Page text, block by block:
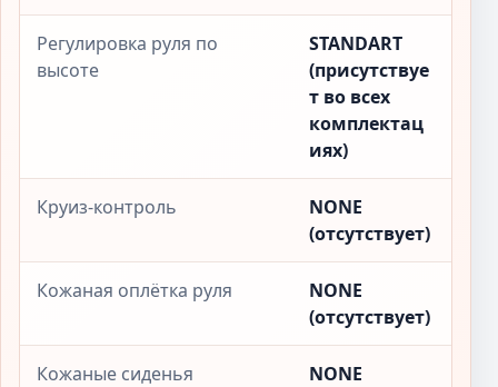
Регулировка руля по
высоте
STANDART
(присутствуе
т во всех
комплектац
иях)
Круиз-контроль
NONE
(отсутствует)
Кожаная оплётка руля
NONE
(отсутствует)
Кожаные сиденья
NONE